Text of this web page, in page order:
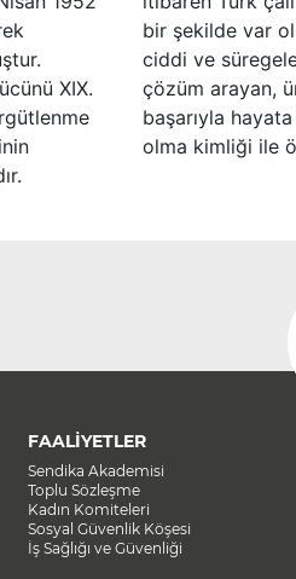
XIX.
bir şekilde var
ciddi ve
çözüm arayan,
başarıyla
olma kimliği ile
FAALİYETLER
Sendika Akademisi
Toplu Sözleşme
Kadın Komiteleri
Sosyal Güvenlik Köşesi
İş Sağlığı ve Güvenliği